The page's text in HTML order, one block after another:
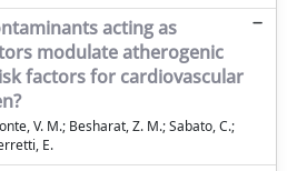
acting as
modulate atherogenic
factors for cardiovascular
V. M.; Besharat, Z. M.; Sabato, C.;
E.